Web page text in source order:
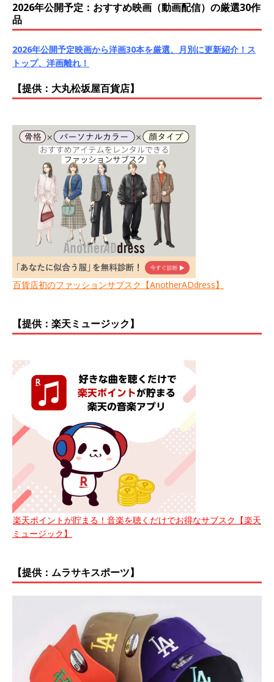
2026年公開予定：おすすめ映画（動画配信）の厳選30作
品
2026年公開予定映画から洋画30本を厳選、月別に更新紹介！ス
トップ、洋画離れ！
【提供：大丸松坂屋百貨店】
百貨店初のファッションサブスク【AnotherADdress】
【提供：楽天ミュージック】
楽天ポイントが貯まる！音楽を聴くだけでお得なサブスク【楽天
ミュージック】
【提供：ムラサキスポーツ】